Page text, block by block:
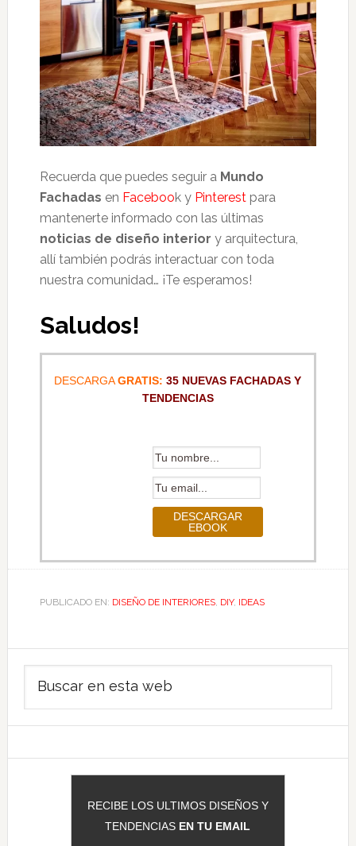
Recuerda que puedes seguir a Mundo
Fachadas en Facebook y Pinterestpara
mantenerte informado con las últimas
noticias de diseño interior y arquitectura,
allí también podrás interactuar con toda
nuestra comunidad… ¡Te esperamos!
Saludos!
DESCARGAGRATIS: 35 NUEVAS FACHADAS Y
TENDENCIAS
PUBLICADO EN: DISEÑO DE INTERIORES, DIY, IDEAS
Barra
lateral
principal
RECIBE LOS ULTIMOS DISEÑOS Y
TENDENCIAS EN TU EMAIL